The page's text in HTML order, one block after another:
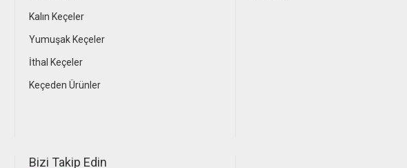
Kalın Keçeler
Yumuşak Keçeler
İthal Keçeler
Keçeden Ürünler
Bizi Takip Edin